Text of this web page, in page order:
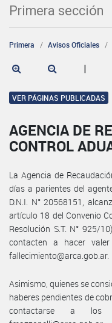
Primera sección
Primera Avisos Oficiales
|
VER PÁGINAS PUBLICADAS
AGENCIA DE
CONTROL
La Agencia de
días a parientes del agente
D.N.I. N° 20568151,
artículo 18 del Convenio
Resolución S.T. N° 925/
contacten a hacer
fallecimiento@arca.gob.ar.
Asimismo, quienes se
haberes pendientes de
contactarse a los